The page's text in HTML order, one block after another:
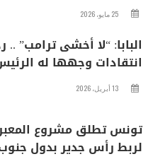
25 مايو، 2026
البابا: “لا أخشى ترامب” ..
انتقادات وجهها له
13 أبريل، 2026
تونس تطلق مشروع المعبر
لربط رأس جدير بدول